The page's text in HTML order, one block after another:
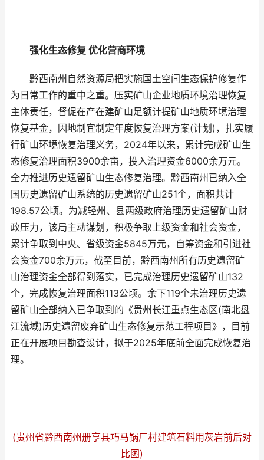
强化生态修复 优化营商环境
黔西南州自然资源局把实施国土空间生态保护修复作
为日常工作的重中之重。压实矿山企业地质环境治理恢复
主体责任，督促在产在建矿山足额计提矿山地质环境治理
恢复基金，因地制宜制定年度恢复治理方案(计划)，扎实履
行矿山环境恢复治理义务，2024年以来，累计完成矿山生
态修复治理面积3900余亩，投入治理资金6000余万元。
全力推进历史遗留矿山生态修复治理。黔西南州已纳入全
国历史遗留矿山系统的历史遗留矿山251个，面积共计
198.57公顷。为减轻州、县两级政府治理历史遗留矿山财
政压力，该局主动谋划，积极争取上级资金和社会资金，
累计争取到中央、省级资金5845万元，自筹资金和引进社
会资金700余万元，截至目前，黔西南州所有历史遗留矿
山治理资金全部得到落实，已完成治理历史遗留矿山132
个，完成恢复治理面积113公顷。余下119个未治理历史遗
留矿山全部纳入已争取到的《贵州长江重点生态区(南北盘
江流域)历史遗留废弃矿山生态修复示范工程项目》，目前
正在开展项目勘查设计，拟于2025年底前全面完成恢复治
理。
(贵州省黔西南州册亨县巧马锅厂村建筑石料用灰岩前后对
比图)